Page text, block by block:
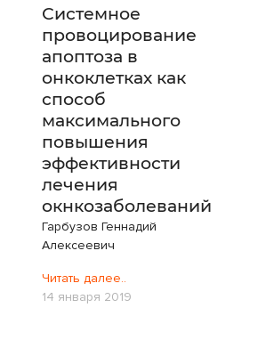
Системное
провоцирование
апоптоза в
онкоклетках как
способ
максимального
повышения
эффективности
лечения
окнкозаболеваний
Гарбузов Геннадий
Алексеевич
Читать далее..
14 января 2019